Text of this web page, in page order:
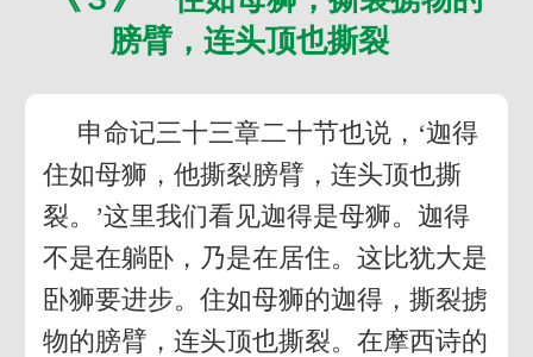
膀臂，连头顶也撕裂
申命记三十三章二十节也说，‘迦得
住如母狮，他撕裂膀臂，连头顶也撕
裂。’这里我们看见迦得是母狮。迦得
不是在躺卧，乃是在居住。这比犹大是
卧狮要进步。住如母狮的迦得，撕裂掳
物的膀臂，连头顶也撕裂。在摩西诗的